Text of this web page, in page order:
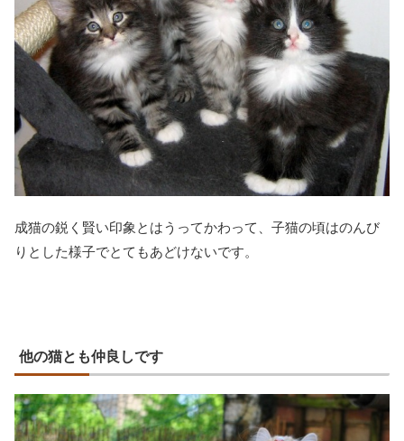
成猫の鋭く賢い印象とはうってかわって、子猫の頃はのんび
りとした様子でとてもあどけないです。
他の猫とも仲良しです